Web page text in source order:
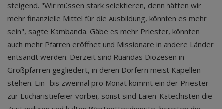
steigend. "Wir müssen stark selektieren, denn hätten wir
mehr finanzielle Mittel für die Ausbildung, könnten es mehr
sein", sagte Kambanda. Gäbe es mehr Priester, könnten
auch mehr Pfarren eröffnet und Missionare in andere Länder
entsandt werden. Derzeit sind Ruandas Diözesen in
Großpfarren gegliedert, in deren Dörfern meist Kapellen
stehen. Ein- bis zweimal pro Monat kommt ein der Priester
zur Eucharistiefeier vorbei, sonst sind Laien-Katechisten die